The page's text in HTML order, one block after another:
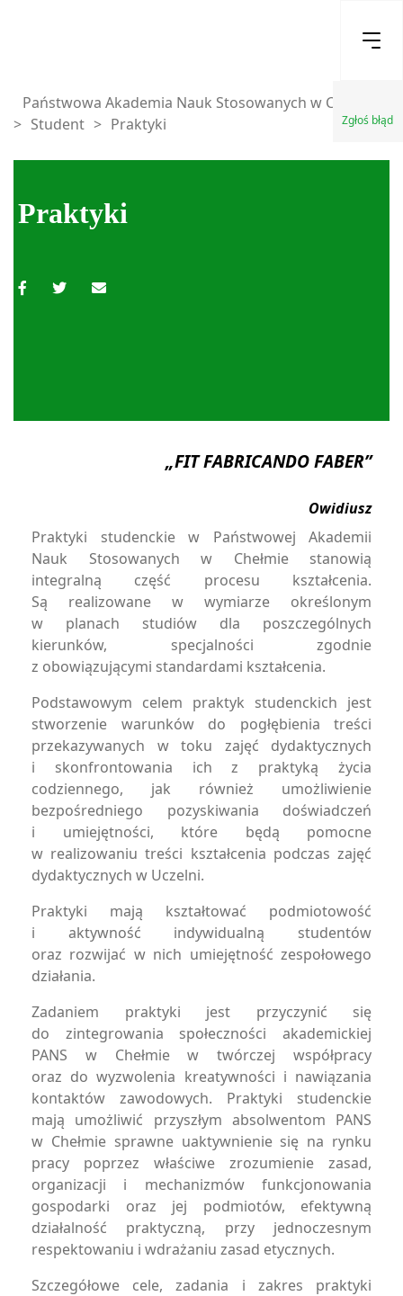
Zgłoś błąd
Państwowa Akademia Nauk Stosowanych w Chełmie
> Student > Praktyki
Praktyki
„FIT FABRICANDO FABER”
Owidiusz
Praktyki studenckie w Państwowej Akademii
Nauk Stosowanych w Chełmie stanowią
integralną część procesu kształcenia.
Są realizowane w wymiarze określonym
w planach studiów dla poszczególnych
kierunków, specjalności zgodnie
z obowiązującymi standardami kształcenia.
Podstawowym celem praktyk studenckich jest
stworzenie warunków do pogłębienia treści
przekazywanych w toku zajęć dydaktycznych
i skonfrontowania ich z praktyką życia
codziennego, jak również umożliwienie
bezpośredniego pozyskiwania doświadczeń
i umiejętności, które będą pomocne
w realizowaniu treści kształcenia podczas zajęć
dydaktycznych w Uczelni.
Praktyki mają kształtować podmiotowość
i aktywność indywidualną studentów
oraz rozwijać w nich umiejętność zespołowego
działania.
Zadaniem praktyki jest przyczynić się
do zintegrowania społeczności akademickiej
PANS w Chełmie w twórczej współpracy
oraz do wyzwolenia kreatywności i nawiązania
kontaktów zawodowych. Praktyki studenckie
mają umożliwić przyszłym absolwentom PANS
w Chełmie sprawne uaktywnienie się na rynku
pracy poprzez właściwe zrozumienie zasad,
organizacji i mechanizmów funkcjonowania
gospodarki oraz jej podmiotów, efektywną
działalność praktyczną, przy jednoczesnym
respektowaniu i wdrażaniu zasad etycznych.
Szczegółowe cele, zadania i zakres praktyki